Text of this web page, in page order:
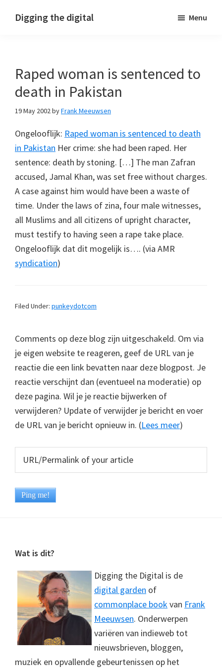
Digging the digital Menu
Raped woman is sentenced to
death in Pakistan
19 May 2002byFrank Meeuwsen
Ongelooflijk: Raped woman is sentenced to death
in Pakistan Her crime: she had been raped. Her
sentence: death by stoning. […] The man Zafran
accused, Jamal Khan, was set free without charges.
A case against him would have been a waste of
time. Under the laws of zina, four male witnesses,
all Muslims and all citizens of upright character,
must testify to having seen a rape take place.
Ongelooflijk dat dit mogelijk is…. (via AMR
syndication)
Filed Under: punkeydotcom
Comments op deze blog zijn uitgeschakeld. Om via
je eigen website te reageren, geef de URL van je
reactie die een link bevatten naar deze blogpost. Je
reactie verschijnt dan (eventueel na moderatie) op
deze pagina. Wil je je reactie bijwerken of
verwijderen? Update of verwijder je bericht en voer
de URL van je bericht opnieuw in. (Lees meer)
Footer
Wat is dit?
Digging the Digital is de
digital garden of
commonplace bookvan Frank
Meeuwsen. Onderwerpen
variëren van indieweb tot
nieuwsbrieven, bloggen,
muziek en opvallende gebeurtenissen op het